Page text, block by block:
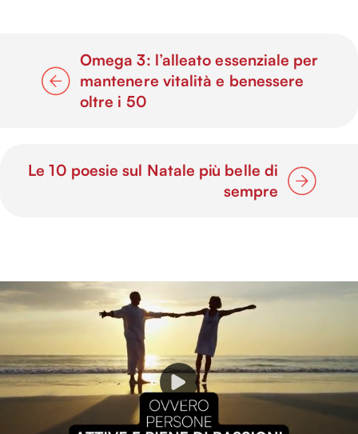
Omega 3: l’alleato essenziale per
mantenere vitalità e benessere
oltre i 50
Le 10 poesie sul Natale più belle di
sempre
P